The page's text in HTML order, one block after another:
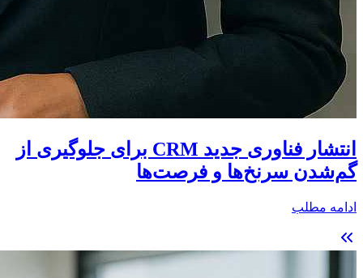
انتشار فناوری جدید CRM برای جلوگیری از
گم‌شدن سرنخ‌ها و فرصت‌ها
ادامه مطلب